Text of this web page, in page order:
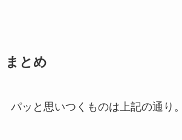
まとめ
パッと思いつくものは上記の通り。